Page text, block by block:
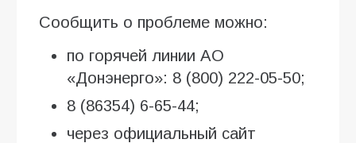
Сообщить о проблеме можно:
по горячей линии АО
«Донэнерго»: 8 (800) 222-05-50;
8 (86354) 6-65-44;
через официальный сайт